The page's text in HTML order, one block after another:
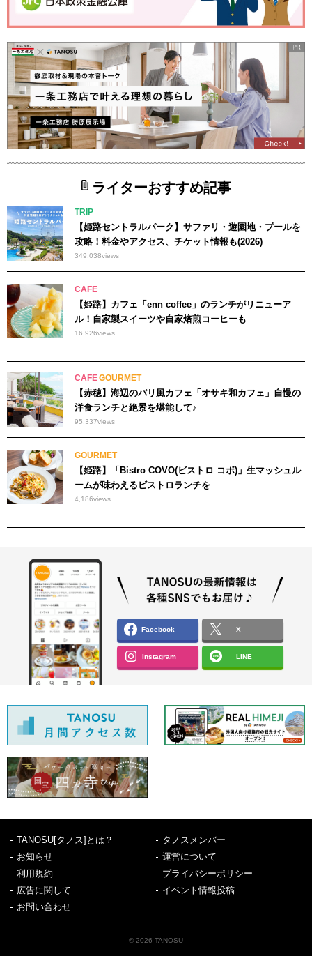
ライターおすすめ記事
TRIP
【姫路セントラルパーク】サファリ・遊園地・プールを
攻略！料金やアクセス、チケット情報も(2026)
349,038views
CAFE
【姫路】カフェ「enn coffee」のランチがリニューア
ル！自家製スイーツや自家焙煎コーヒーも
16,926views
CAFEGOURMET
【赤穂】海辺のバリ風カフェ「オサキ和カフェ」自慢の
洋食ランチと絶景を堪能して♪
95,337views
GOURMET
【姫路】「Bistro COVO(ビストロ コボ)」生マッシュル
ームが味わえるビストロランチを
4,186views
Facebook X
Instagram LINE
TANOSU[タノス]とは？
タノスメンバー
お知らせ
運営について
利用規約
プライバシーポリシー
広告に関して
イベント情報投稿
お問い合わせ
© 2026 TANOSU